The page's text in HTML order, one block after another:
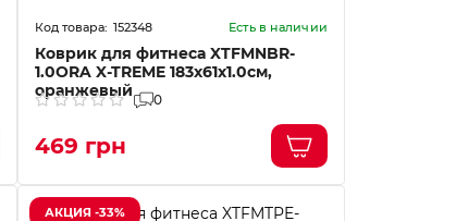
152348 Есть в наличии
Коврик для фитнеса XTFMNBR-
1.0ORA X-TREME 183x61x1.0см,
оранжевый
0
469 грн
АКЦИЯ -33%